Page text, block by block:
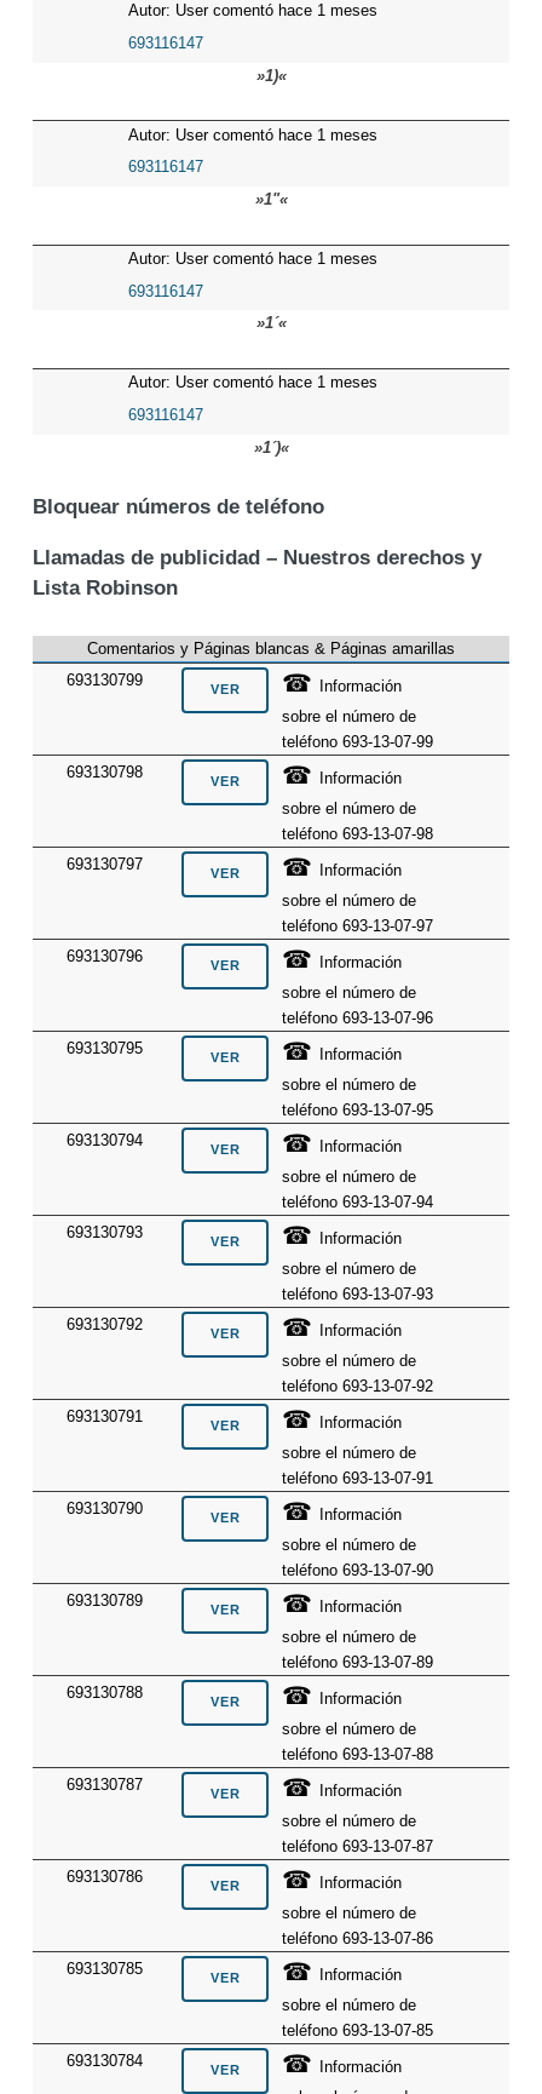
Autor: User comentó hace 1 meses
693116147
»1)«
Autor: User comentó hace 1 meses
693116147
»1"«
Autor: User comentó hace 1 meses
693116147
»1´«
Autor: User comentó hace 1 meses
693116147
»1´)«
Bloquear números de teléfono
Llamadas de publicidad – Nuestros derechos y
Lista Robinson
Comentarios y Páginas blancas & Páginas amarillas
693130799
☎
Información
sobre el número de
teléfono 693-13-07-99
693130798
☎
Información
sobre el número de
teléfono 693-13-07-98
693130797
☎
Información
sobre el número de
teléfono 693-13-07-97
693130796
☎
Información
sobre el número de
teléfono 693-13-07-96
693130795
☎
Información
sobre el número de
teléfono 693-13-07-95
693130794
☎
Información
sobre el número de
teléfono 693-13-07-94
693130793
☎
Información
sobre el número de
teléfono 693-13-07-93
693130792
☎
Información
sobre el número de
teléfono 693-13-07-92
693130791
☎
Información
sobre el número de
teléfono 693-13-07-91
693130790
☎
Información
sobre el número de
teléfono 693-13-07-90
693130789
☎
Información
sobre el número de
teléfono 693-13-07-89
693130788
☎
Información
sobre el número de
teléfono 693-13-07-88
693130787
☎
Información
sobre el número de
teléfono 693-13-07-87
693130786
☎
Información
sobre el número de
teléfono 693-13-07-86
693130785
☎
Información
sobre el número de
teléfono 693-13-07-85
693130784
☎
Información